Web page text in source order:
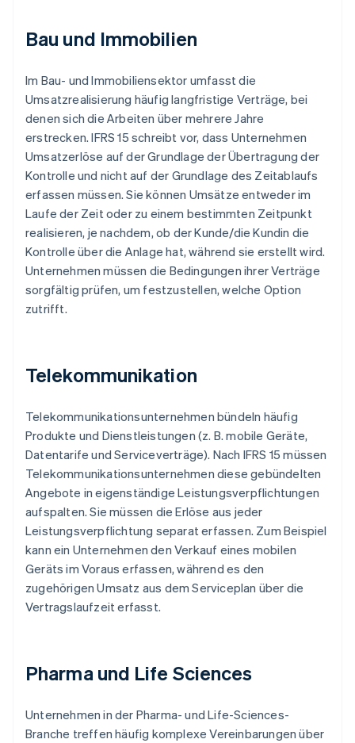
Bau und Immobilien
Im Bau- und Immobiliensektor umfasst die
Umsatzrealisierung häufig langfristige Verträge, bei
denen sich die Arbeiten über mehrere Jahre
erstrecken. IFRS 15 schreibt vor, dass Unternehmen
Umsatzerlöse auf der Grundlage der Übertragung der
Kontrolle und nicht auf der Grundlage des Zeitablaufs
erfassen müssen. Sie können Umsätze entweder im
Laufe der Zeit oder zu einem bestimmten Zeitpunkt
realisieren, je nachdem, ob der Kunde/die Kundin die
Kontrolle über die Anlage hat, während sie erstellt wird.
Unternehmen müssen die Bedingungen ihrer Verträge
sorgfältig prüfen, um festzustellen, welche Option
zutrifft.
Telekommunikation
Telekommunikationsunternehmen bündeln häufig
Produkte und Dienstleistungen (z. B. mobile Geräte,
Datentarife und Serviceverträge). Nach IFRS 15 müssen
Telekommunikationsunternehmen diese gebündelten
Angebote in eigenständige Leistungsverpflichtungen
aufspalten. Sie müssen die Erlöse aus jeder
Leistungsverpflichtung separat erfassen. Zum Beispiel
kann ein Unternehmen den Verkauf eines mobilen
Geräts im Voraus erfassen, während es den
zugehörigen Umsatz aus dem Serviceplan über die
Vertragslaufzeit erfasst.
Pharma und Life Sciences
Unternehmen in der Pharma- und Life-Sciences-
Branche treffen häufig komplexe Vereinbarungen über